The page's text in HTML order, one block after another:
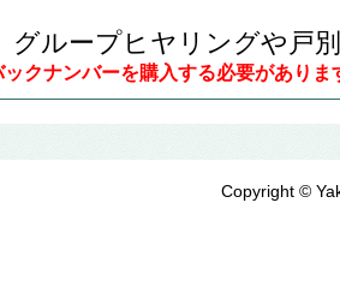
ループヒヤリングや戸
クナンバーを購入する必要がありま
Copyright ©